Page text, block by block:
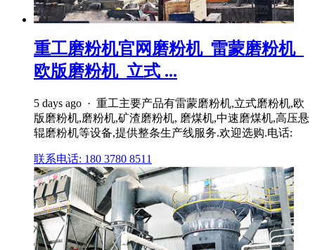
重工磨粉机官网磨粉机_雷蒙磨粉机_
欧版磨粉机_立式 ...
5 days ago · 重工主要产品有雷蒙磨粉机,立式磨粉机,欧
版磨粉机,磨粉机,矿渣磨粉机, 磨煤机,中速磨煤机,高压悬
辊磨粉机等设备,提供整条生产线服务.欢迎选购.电话:
联系电话: 180 3780 8511